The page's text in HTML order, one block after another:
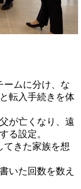
ームに分け、な
転入手続きを体
が亡くなり、遠
る設定。
てきた家族を想
いた回数を数え